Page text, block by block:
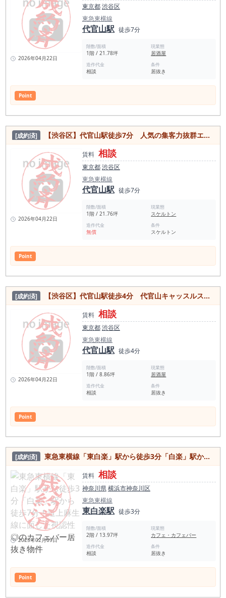
2026年04月22日
東京都渋谷区
東急東横線
代官山駅 徒歩7分
階数/面積
1階 / 21.78坪
現業態
居酒屋
造作代金
相談
条件
居抜き
Point
[成約済] 【渋谷区】代官山駅徒歩7分 人気の集客力抜群エリア！1階路面スケルトン物件
2026年04月22日
賃料 相談
東京都渋谷区
東急東横線
代官山駅 徒歩7分
階数/面積
1階 / 21.76坪
現業態
スケルトン
造作代金
無償
条件
スケルトン
Point
[成約済] 【渋谷区】代官山駅徒歩4分 代官山キャッスルストリート沿い1階路面の居抜き物件
2026年04月22日
賃料 相談
東京都渋谷区
東急東横線
代官山駅 徒歩4分
階数/面積
1階 / 8.86坪
現業態
居酒屋
造作代金
相談
条件
居抜き
Point
[成約済] 東急東横線「東白楽」駅から徒歩3分「白楽」駅から徒歩7分！道上麻生線に面した視認性◎のカフェバー居抜き物件
2025年02月09日
賃料 相談
神奈川県横浜市神奈川区
東急東横線
東白楽駅 徒歩3分
階数/面積
2階 / 13.97坪
現業態
カフェ・カフェバー
造作代金
相談
条件
居抜き
Point